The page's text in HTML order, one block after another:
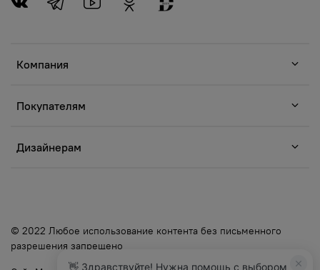
Компания
Покупателям
Дизайнерам
👋 Здравствуйте! Нужна помощь с выбором
© 2022 Любое использование контента без письменного
разрешения запрещено